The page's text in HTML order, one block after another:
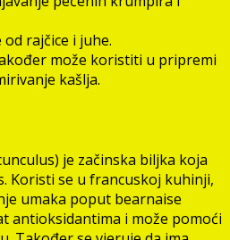
rajčice i juhe.
može koristiti u pripremi
kašlja.
je začinska biljka koja
Koristi se u francuskoj kuhinji,
umaka poput bearnaise
antioksidantima i može pomoći